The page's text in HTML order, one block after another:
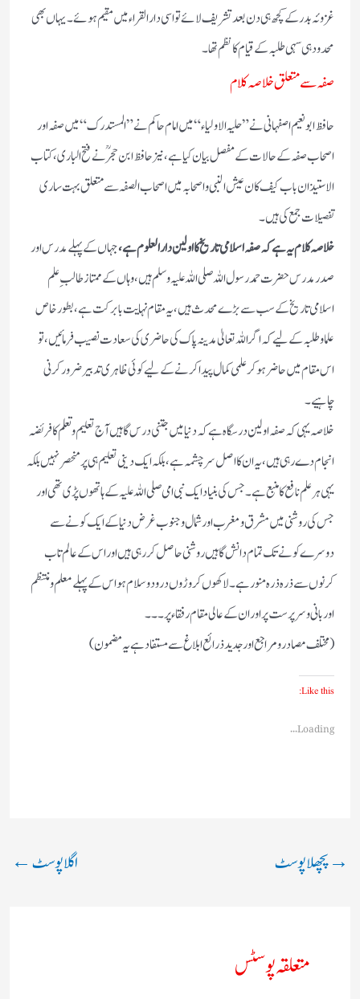
غزوئہ بدر کے کچھ ہی دن بعد تشریف لائے تو اسی دار القراء میں مقیم ہوئے ۔یہاں بھی
محدود ہی سہی طلبہ کے قیام کا نظم تھا ۔
صفہ سے متعلق خلاصہ کلام
حافظ ابو نعیم اصفہانی نے ”حلیہ الاولیاء“میں امام حاکم نے ”المستدرک “ میں صفہ اور
اصحاب صفہ کے حالات کے مفصل بیان کیاہے ،نیز حافظ ابن حجرؒ نے فتح الباری، کتاب
الاستیذان باب کیف کان عیش النبی واصحابہ میں اصحاب الصفہ سے متعلق بہت ساری
تفصیلات جمع کی ہیں ۔
خلاصہ کلام یہ ہے کہ صفہ اسلامی تاریخ کا اولین دار العلوم ہے،جہاں کے پہلے مدرس اور
صدر مدرس حضرت حمد رسول اللہ صلی اللہ علیہ وسلم ہیں،وہاں کے ممتاز طالب ِعلم
اسلامی تاریخ کے سب سے بڑے محدث ہیں،یہ مقام نہایت بابرکت ہے ،بطور خاص
علما وطلبہ کے لیے کہ اگر اللہ تعالیٰ مدینہ پاک کی حاضری کی سعادت نصیب فرمائیں ،تو
اس مقام میں حاضر ہوکر علمی کمال پیدا کرنے کے لیے کوئی ظاہری تدبیر ضرور کرنی
چاہیے۔
خلاصہ یہی کہ صفہ اولین درسگاہ ہے کہ دنیا میں جتنی درس گاہیں آج تعلیم و تعلم کا فریضہ
انجام دے رہی ہیں ،یہ ان کا اصل سرچشمہ ہے ،بلکہ ایک دینی تعلیم ہی پر منحصر نہیں بلکہ
یہی ہر علم نافع کا منبع ہے ۔جس کی بنیاد ایک نبی امی صلی اللہ علیہ کے ہاتھوں پڑی تھی اور
جس کی روشنی میں مشرق و مغرب اور شمال و جنوب غرض دنیا کے ایک کونے سے
دوسرے کونے تک تمام دانش گاہیں روشنی حاصل کر رہی ہیں اور اس کے عالم تاب
کرنوں سے ذرہ ذرہ منور ہے ۔ لاکھوں کروڑوں درود و سلام ہو اس کے پہلے معلم و منتظم
اور بانی و سرپرست پر اور ان کے عالی مقام رفقاء پر ۔۔۔
(مختلف مصادر و مراجع اور جدید ذرائع ابلاغ سے مستفاد ہے یہ مضمون)
Like this:
Loading...
→پچھلا پوسٹ اگلا پوسٹ←
متعلقہ پوسٹس